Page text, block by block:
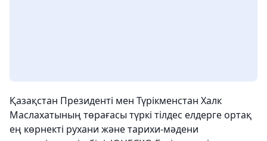
Қазақстан Президенті мен Түрікменстан Халк
Маслахатының төрағасы түркі тілдес елдерге ортақ
ең көрнекті рухани және тарихи-мәдени